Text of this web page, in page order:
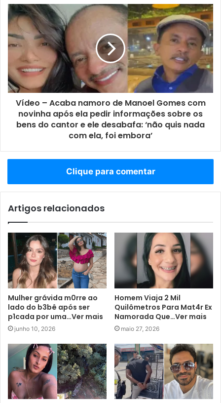
Vídeo – Acaba namoro de Manoel Gomes com
novinha após ela pedir informações sobre os
bens do cantor e ele desabafa: ‘não quis nada
com ela, foi embora’
Clique para comentar
Artigos relacionados
Mulher grávida m0rre ao
lado do b3bê após ser
p1cada por uma…Ver mais
junho 10, 2026
Homem Viaja 2 Mil
Quilômetros Para Mat4r Ex
Namorada Que…Ver mais
maio 27, 2026